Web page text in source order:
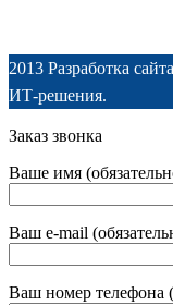
2013 Разработка
ИТ-решения.
Заказ звонка
Ваше имя
Ваш e-mail
Ваш номер телефона